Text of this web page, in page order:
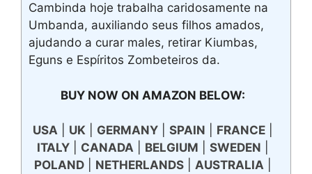
Cambinda hoje trabalha caridosamente na
Umbanda, auxiliando seus filhos amados,
ajudando a curar males, retirar Kiumbas,
Eguns e Espíritos Zombeteiros da.
BUY NOW ON AMAZON BELOW:
USA UK GERMANY| SPAIN FRANCE|
ITALY| CANADA BELGIUM SWEDEN
POLAND| NETHERLANDS| AUSTRALIA